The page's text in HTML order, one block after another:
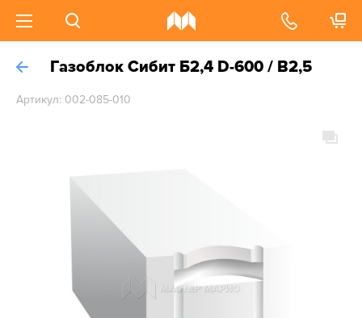
Газоблок Сибит Б2,4 D-600 / B2,5
Артикул: 002-085-010